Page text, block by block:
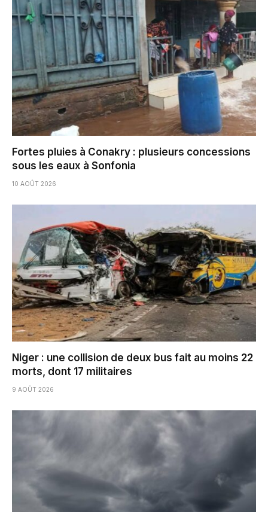
Fortes pluies à Conakry : plusieurs concessions
sous les eaux à Sonfonia
10 AOÛT 2026
Niger : une collision de deux bus fait au moins 22
morts, dont 17 militaires
9 AOÛT 2026